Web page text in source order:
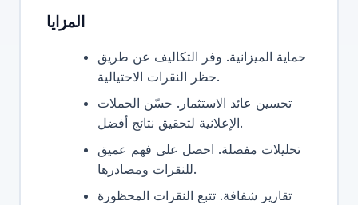
المزايا
حماية الميزانية. وفر التكاليف عن طريق
حظر النقرات الاحتيالية.
تحسين عائد الاستثمار. حسّن الحملات
الإعلانية لتحقيق نتائج أفضل.
تحليلات مفصلة. احصل على فهم عميق
للنقرات ومصادرها.
تقارير شفافة. تتبع النقرات المحظورة